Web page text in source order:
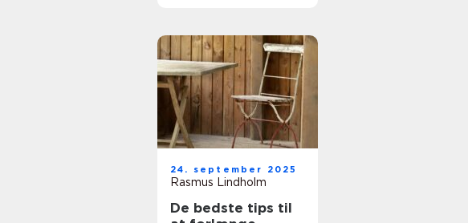
24. september 2025
Rasmus Lindholm
De bedste tips til